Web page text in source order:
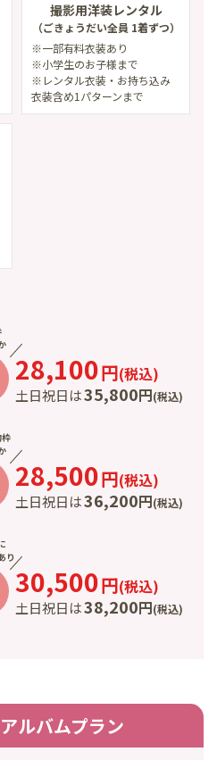
撮影用洋装レンタル
（ごきょうだい全員 1着ずつ）
※一部有料衣装あり
※小学生のお子様まで
※レンタル衣装・お持ち込み
衣装含め1パターンまで
28,100円(税込)
土日祝日は35,800円(税込)
28,500円(税込)
土日祝日は36,200円(税込)
り
30,500円(税込)
土日祝日は38,200円(税込)
ルバムプラン